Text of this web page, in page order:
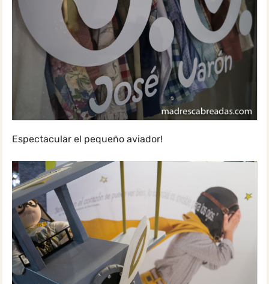
Espectacular el pequeño aviador!